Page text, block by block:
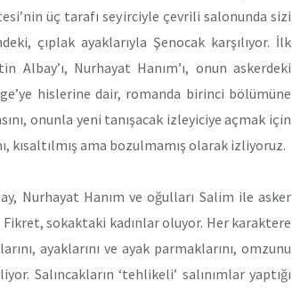
üç tarafı seyirciyle çevrili salonunda sizi
çıplak ayaklarıyla Şenocak karşılıyor. İlk
Albay’ı, Nurhayat Hanım’ı, onun askerdeki
hislerine dair, romanda birinci bölümüne
onunla yeni tanışacak izleyiciye açmak için
kısaltılmış ama bozulmamış olarak izliyoruz.
Nurhayat Hanım ve oğulları Salim ile asker
Fikret, sokaktaki kadınlar oluyor. Her karaktere
ayaklarını ve ayak parmaklarını, omzunu
Salıncakların ‘tehlikeli’ salınımlar yaptığı